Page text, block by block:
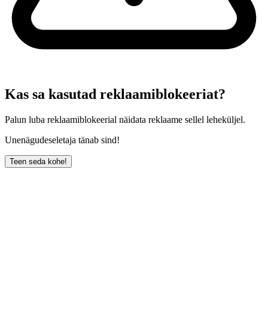
Kas sa kasutad reklaamiblokeeriat?
Palun luba reklaamiblokeerial näidata reklaame sellel leheküljel.
Unenägudeseletaja tänab sind!
Teen seda kohe!